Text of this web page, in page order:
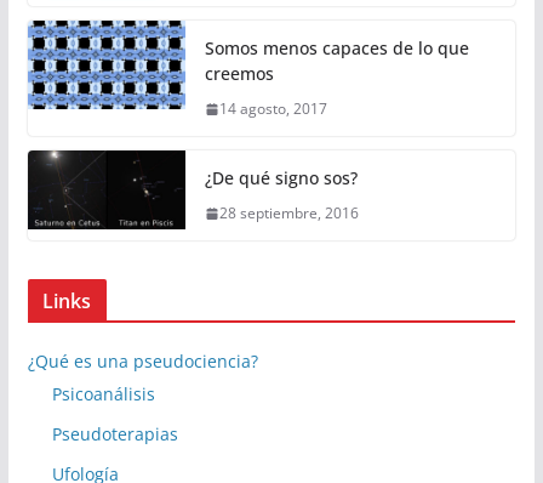
Somos menos capaces de lo que
creemos
14 agosto, 2017
¿De qué signo sos?
28 septiembre, 2016
Links
¿Qué es una pseudociencia?
Psicoanálisis
Pseudoterapias
Ufología